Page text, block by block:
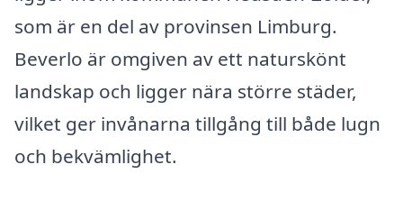
som är en del av provinsen Limburg.
Beverlo är omgiven av ett naturskönt
landskap och ligger nära större städer,
vilket ger invånarna tillgång till både lugn
och bekvämlighet.